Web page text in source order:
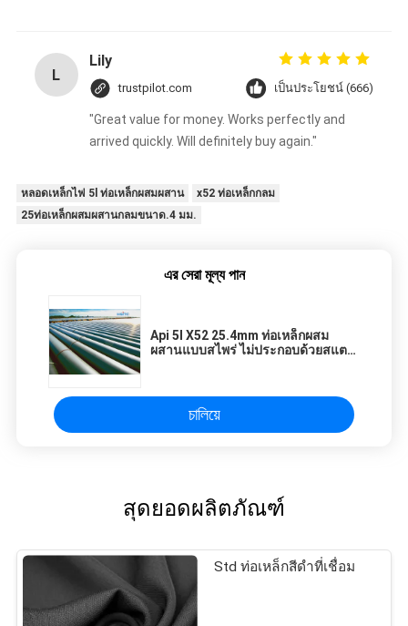
L
Lily
trustpilot.com เป็นประโยชน์ (666)
"Great value for money. Works perfectly and
arrived quickly. Will definitely buy again."
หลอดเหล็กไฟ 5l ท่อเหล็กผสมผสาน
x52 ท่อเหล็กกลม
25ท่อเหล็กผสมผสานกลมขนาด.4 มม.
এর সেরা মূল্য পান
Api 5l X52 25.4mm ท่อเหล็กผสม
ผสานแบบสไพร่ ไม่ประกอบด้วยสแตน
চালিয়ে
สุดยอดผลิตภัณฑ์
Std ท่อเหล็กสีดําที่เชื่อม